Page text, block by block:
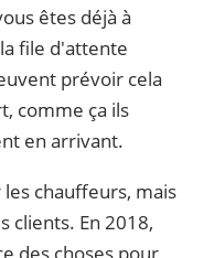
êtes déjà à
file d'attente
prévoir cela
comme ça ils
en arrivant.
chauffeurs, mais
clients. En 2018,